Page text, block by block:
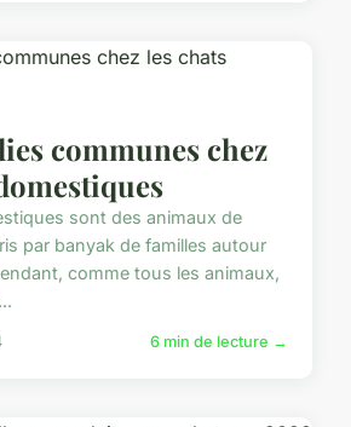
communes chez
sont des animaux de
par banyak de familles autour
comme tous les animaux,
6 min de lecture →